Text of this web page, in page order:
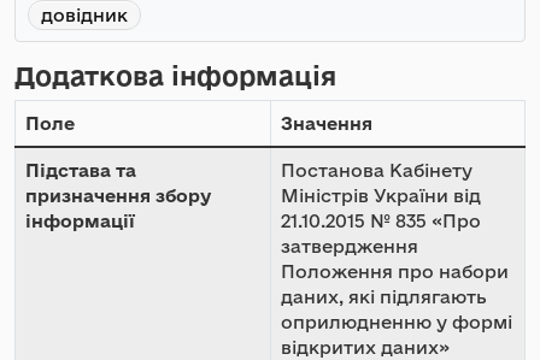
довідник
Додаткова інформація
Поле Значення
Підстава та
призначення збору
інформації
Постанова Кабінету
Міністрів України від
21.10.2015 № 835 «Про
затвердження
Положення про набори
даних, які підлягають
оприлюдненню у формі
відкритих даних»